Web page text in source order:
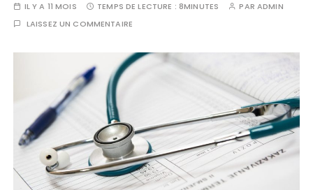
IL Y A 11 MOIS TEMPS DE LECTURE : 8MINUTES PARADMIN
LAISSEZ UN COMMENTAIRE